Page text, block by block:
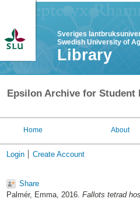
Sveriges
Swedish University of
Library
Epsilon Archive for Student
Home About
Login Create Account
Share
Palmér, Emma, 2016. Fallots tetrad